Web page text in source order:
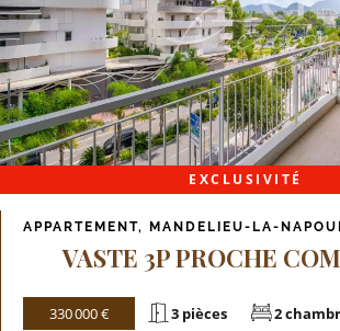
EXCLUSIVITÉ
APPARTEMENT, MANDELIEU-LA-
VASTE 3P PROCHE
330 000 € 3 pièces
2